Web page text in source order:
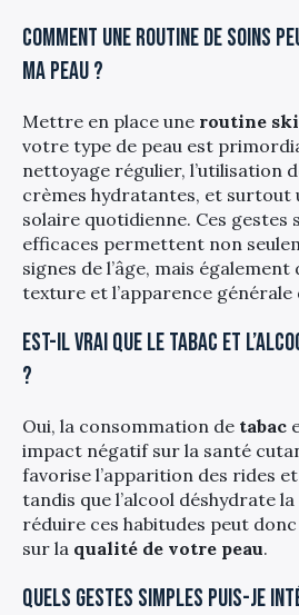
Comment une routine de soins
ma peau ?
Mettre en place une routine
votre type de peau est
nettoyage régulier, l’utilisation
crèmes hydratantes, et surtout
solaire quotidienne. Ces gestes
efficaces permettent non
signes de l’âge, mais également
texture et l’apparence
Est-il vrai que le tabac et
?
Oui, la consommation de tabac
impact négatif sur la santé
favorise l’apparition des rides
tandis que l’alcool déshydrate
réduire ces habitudes peut
sur la qualité de votre peau.
Quels gestes simples puis-je